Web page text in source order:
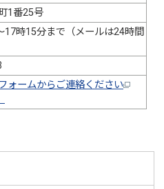
1番25号
17時15分まで（メールは24時間
ォームからご連絡ください